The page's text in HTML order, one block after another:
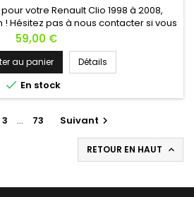
votre Renault Clio 1998 à 2008,
Hésitez pas à nous contacter si vous
une question !
Prix
59,00 €
au panier Détails
 En stock
3 … 73 Suivant 
RETOUR EN HAUT 